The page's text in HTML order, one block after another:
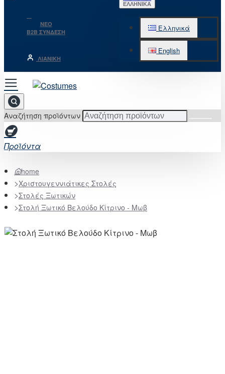
NEO
B2B ΣΥΝΔΕΣΗ
ΛΙΑΝΙΚΉ
ΕΛΛΗΝΙΚΆ
Ελληνικά
English
Αναζήτηση προϊόντων
Προϊόντα
home
Χριστουγεννιάτικες Στολές
Στολές Ξωτικών
Στολή Ξωτικό Βελούδο Κίτρινο - Μωβ